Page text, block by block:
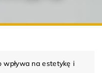
wpływa na estetykę i